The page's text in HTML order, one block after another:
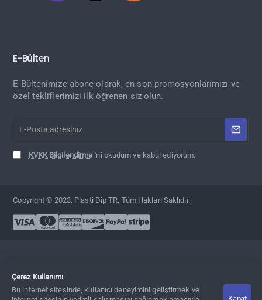
Çerez Kullanımı
Bu internet sitesinde, kullanıcı deneyimini geliştirmek ve
Kapat
E-Bülten
E-Bültenimize abone olarak, en son promosyonlarımızı ve
özel tekliflerimizi ilk öğrenen siz olun.
Posta
KVKK Bilgilendirme 'ni okudum ve kabul ediyorum.
Copyright © 2023, Plasti Dip TR, Tüm Hakları Saklıdır.